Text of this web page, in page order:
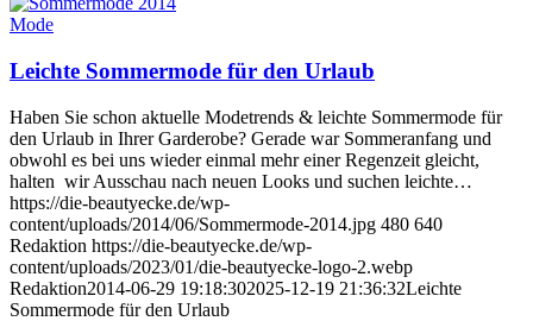
Mode
Leichte Sommermode für den Urlaub
Haben Sie schon aktuelle Modetrends & leichte Sommermode für
den Urlaub in Ihrer Garderobe? Gerade war Sommeranfang und
obwohl es bei uns wieder einmal mehr einer Regenzeit gleicht,
halten wir Ausschau nach neuen Looks und suchen leichte…
https://die-beautyecke.de/wp-
content/uploads/2014/06/Sommermode-2014.jpg 480 640
Redaktion https://die-beautyecke.de/wp-
content/uploads/2023/01/die-beautyecke-logo-2.webp
Redaktion2014-06-29 19:18:302025-12-19 21:36:32Leichte
Sommermode für den Urlaub